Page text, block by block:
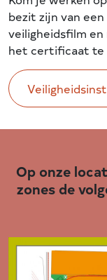
bezit zijn van
veiligheidsfilm
het certificaat te
Op onze
zones de